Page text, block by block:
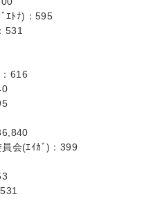
ｴﾄﾅ)：595
531
616
会(ｴｲｶﾞ)：399